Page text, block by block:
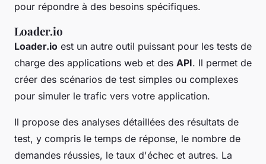
pour répondre à des besoins spécifiques.
Loader.io
Loader.io est un autre outil puissant pour les tests de
charge des applications web et des API. Il permet de
créer des scénarios de test simples ou complexes
pour simuler le trafic vers votre application.
Il propose des analyses détaillées des résultats de
test, y compris le temps de réponse, le nombre de
demandes réussies, le taux d'échec et autres. La